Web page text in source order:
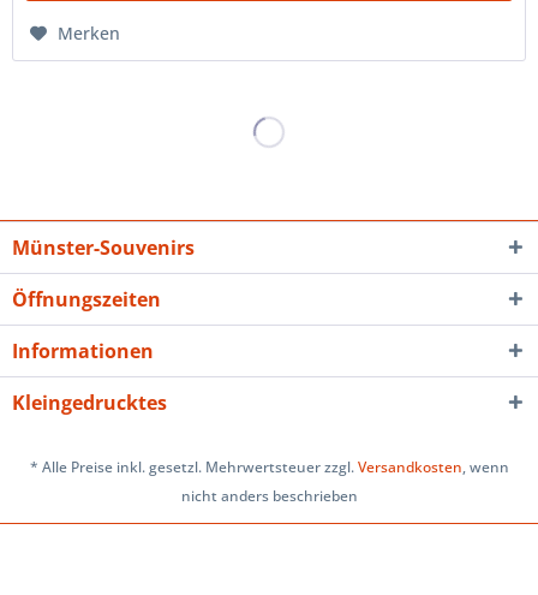
Merken
Münster-Souvenirs
Öffnungszeiten
Informationen
Kleingedrucktes
* Alle Preise inkl. gesetzl. Mehrwertsteuer zzgl.Versandkosten, wenn
nicht anders beschrieben